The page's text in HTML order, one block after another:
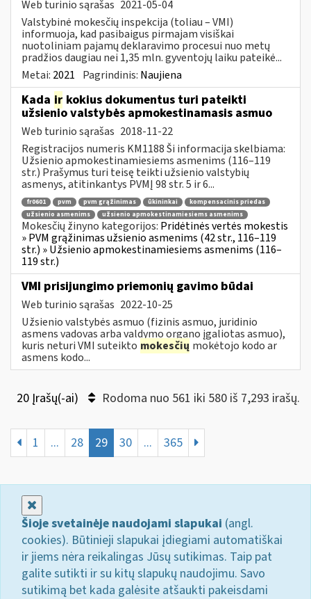
Web turinio sąrašas 2021-05-04
Valstybinė mokesčių inspekcija (toliau – VMI)
informuoja, kad pasibaigus pirmajam visiškai
nuotoliniam pajamų deklaravimo procesui nuo metų
pradžios daugiau nei 1,35 mln. gyventojų laiku pateikė...
Metai: 2021 Pagrindinis: Naujiena
Kada ir kokius dokumentus turi pateikti
užsienio valstybės apmokestinamasis asmuo
Web turinio sąrašas 2018-11-22
Registracijos numeris KM1188 Ši informacija skelbiama:
Užsienio apmokestinamiesiems asmenims (116–119
str.) Prašymus turi teisę teikti užsienio valstybių
asmenys, atitinkantys PVMĮ 98 str. 5 ir 6...
fr0601 pvm pvm grąžinimas ūkininkai
kompensacinis priedas
užsienio asmenims
užsienio apmokestinamiesiems asmenims
Mokesčių žinyno kategorijos: Pridėtinės vertės mokestis
» PVM grąžinimas užsienio asmenims (42 str., 116–119
str.) » Užsienio apmokestinamiesiems asmenims (116–
119 str.)
VMI prisijungimo priemonių gavimo būdai
Web turinio sąrašas 2022-10-25
Užsienio valstybės asmuo (fizinis asmuo, juridinio
asmens vadovas arba valdymo organo įgaliotas asmuo),
kuris neturi VMI suteikto mokesčių mokėtojo kodo ar
asmens kodo...
20 Įrašų(-ai) Rodoma nuo 561 iki 580 iš 7,293 irašų.
1 ... 28 29 30 ... 365
Šioje svetainėje naudojami slapukai (angl.
cookies). Būtinieji slapukai įdiegiami automatiškai
ir jiems nėra reikalingas Jūsų sutikimas. Taip pat
galite sutikti ir su kitų slapukų naudojimu. Savo
sutikimą bet kada galėsite atšaukti pakeisdami